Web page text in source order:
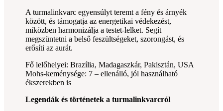
A turmalinkvarc egyensúlyt teremt a fény és árnyék
között, és támogatja az energetikai védekezést,
miközben harmonizálja a testet-lelket. Segít
megszüntetni a belső feszültségeket, szorongást, és
erősíti az aurát.
Fő lelőhelyei: Brazília, Madagaszkár, Pakisztán, USA
Mohs-keménysége: 7 – ellenálló, jól használható
ékszerekben is
Legendák és történetek a turmalinkvarcról